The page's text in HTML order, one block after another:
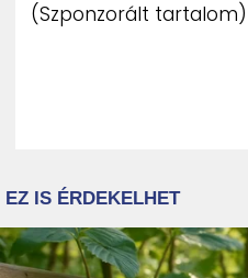
(Szponzorált tartalom)